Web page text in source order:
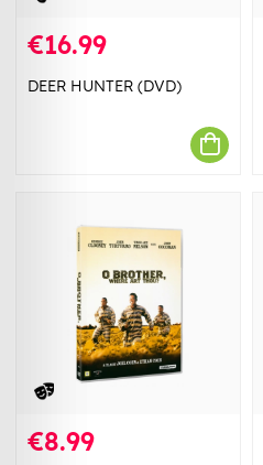
€16.99
DEER HUNTER (DVD)
€8.99